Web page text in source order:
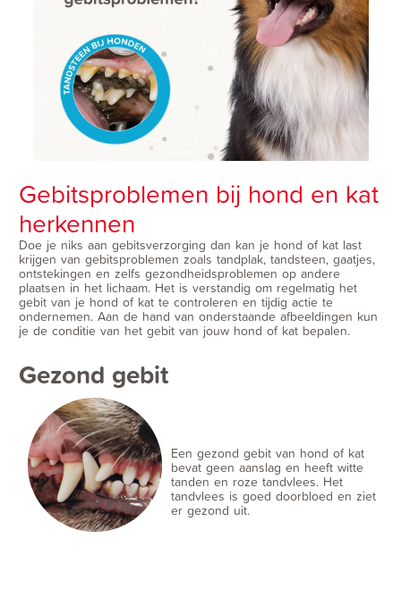
Gebitsproblemen bij hond en kat
herkennen
Doe je niks aan gebitsverzorging dan kan je hond of kat last
krijgen van gebitsproblemen zoals tandplak, tandsteen, gaatjes,
ontstekingen en zelfs gezondheidsproblemen op andere
plaatsen in het lichaam. Het is verstandig om regelmatig het
gebit van je hond of kat te controleren en tijdig actie te
ondernemen. Aan de hand van onderstaande afbeeldingen kun
je de conditie van het gebit van jouw hond of kat bepalen.
Gezond gebit
Een gezond gebit van hond of kat
bevat geen aanslag en heeft witte
tanden en roze tandvlees. Het
tandvlees is goed doorbloed en ziet
er gezond uit.